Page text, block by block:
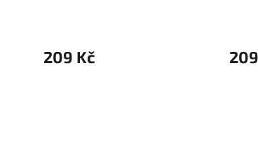
209 Kč